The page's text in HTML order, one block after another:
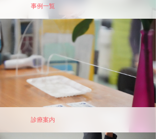
事例一覧
診療案内